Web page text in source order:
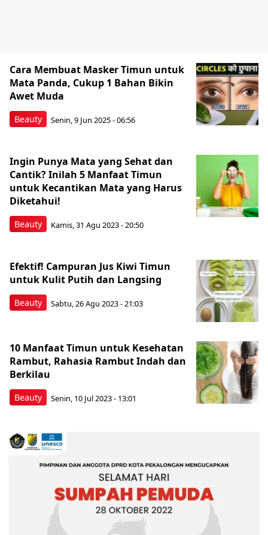
Beauty
Cara Membuat Masker Timun untuk
Mata Panda, Cukup 1 Bahan Bikin
Awet Muda
Senin, 9 Jun 2025 - 06:56
Beauty
Ingin Punya Mata yang Sehat dan
Cantik? Inilah 5 Manfaat Timun
untuk Kecantikan Mata yang Harus
Diketahui!
Kamis, 31 Agu 2023 - 20:50
Beauty
Efektif! Campuran Jus Kiwi Timun
untuk Kulit Putih dan Langsing
Sabtu, 26 Agu 2023 - 21:03
Beauty
10 Manfaat Timun untuk Kesehatan
Rambut, Rahasia Rambut Indah dan
Berkilau
Senin, 10 Jul 2023 - 13:01